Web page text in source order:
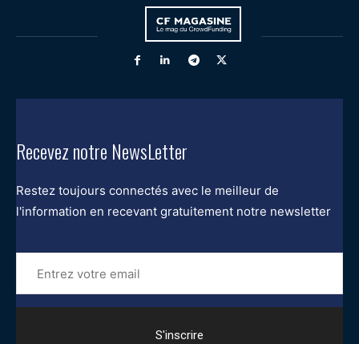
Recevez notre NewsLetter
Restez toujours connectés avec le meilleur de
l'information en recevant gratuitement notre newsletter
Entrez
votre
email